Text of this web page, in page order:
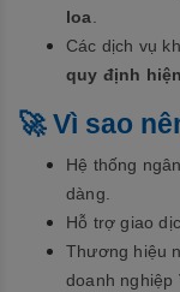
loa
Các dịch vụ
quy định
🚀 Vì sao
Hệ thống
dàng.
Hỗ trợ giao
Thương hiệu
doanh nghiệp